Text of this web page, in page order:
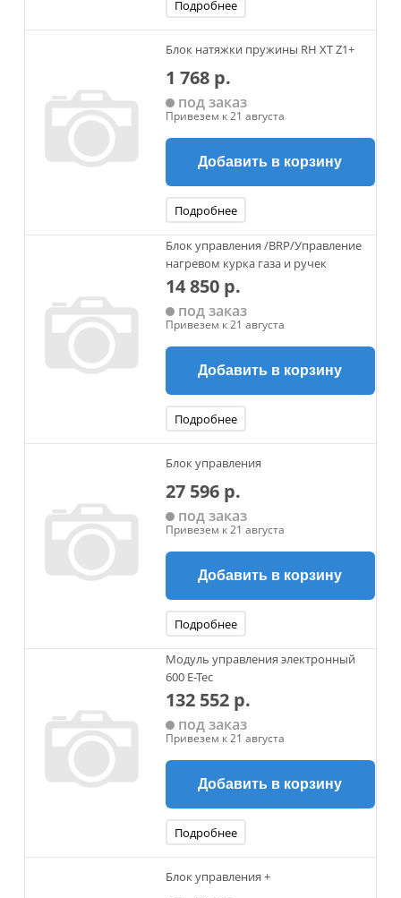
Подробнее
Блок натяжки пружины RH XT Z1+
1 768 р.
под заказ
Привезем к 21 августа
Добавить в корзину
Подробнее
Блок управления /BRP/Управление
нагревом курка газа и ручек
14 850 р.
под заказ
Привезем к 21 августа
Добавить в корзину
Подробнее
Блок управления
27 596 р.
под заказ
Привезем к 21 августа
Добавить в корзину
Подробнее
Модуль управления электронный
600 Е-Тес
132 552 р.
под заказ
Привезем к 21 августа
Добавить в корзину
Подробнее
Блок управления +